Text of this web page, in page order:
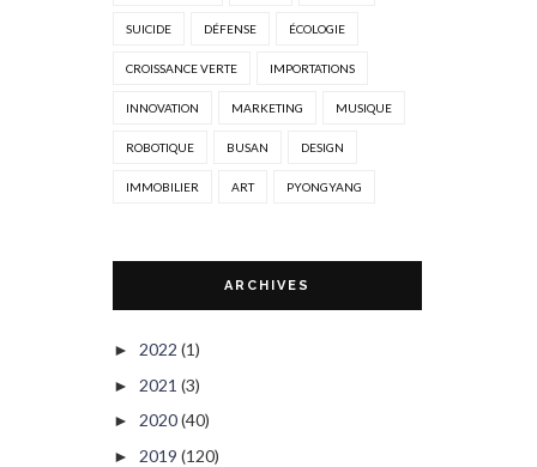
SUICIDE DÉFENSE ÉCOLOGIE
CROISSANCE VERTE IMPORTATIONS
INNOVATION MARKETING MUSIQUE
ROBOTIQUE BUSAN DESIGN
IMMOBILIER ART PYONGYANG
ARCHIVES
► 2022 (1)
► 2021 (3)
► 2020(40)
► 2019 (120)